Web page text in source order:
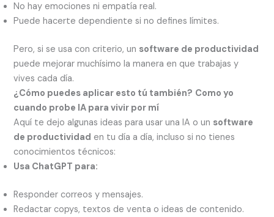
No hay emociones ni empatía real.
Puede hacerte dependiente si no defines límites.
Pero, si se usa con criterio, un software de productividad
puede mejorar muchísimo la manera en que trabajas y
vives cada día.
¿Cómo puedes aplicar esto tú también? Como yo
cuando probe IA para vivir por mí
Aquí te dejo algunas ideas para usar una IA o un software
de productividad en tu día a día, incluso si no tienes
conocimientos técnicos:
Usa ChatGPT para:
Responder correos y mensajes.
Redactar copys, textos de venta o ideas de contenido.